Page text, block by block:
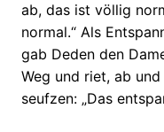
ab, das ist völlig
normal.“ Als
gab Deden den
Weg und riet, ab
seufzen: „Das